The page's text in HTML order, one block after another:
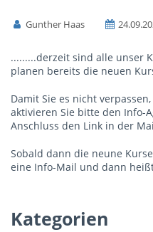
Gunther Haas
.........derzeit sind alle unser
planen bereits die neuen
Damit Sie es nicht
aktivieren Sie bitte den Info-
Anschluss den Link in der
Sobald dann die neune
eine Info-Mail und dann
Kategorien